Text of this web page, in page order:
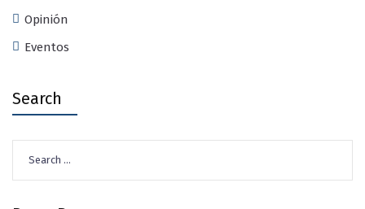
Opinión
Eventos
Search
for: